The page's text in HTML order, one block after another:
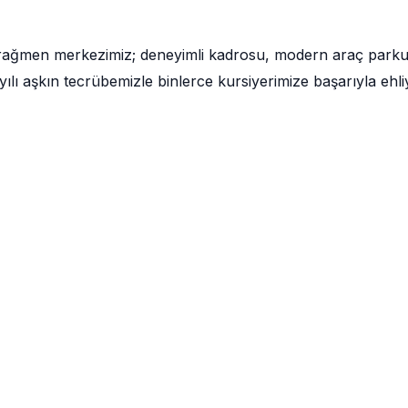
merkezimiz; deneyimli kadrosu, modern araç
aşkın tecrübemizle binlerce kursiyerimize başarıyla